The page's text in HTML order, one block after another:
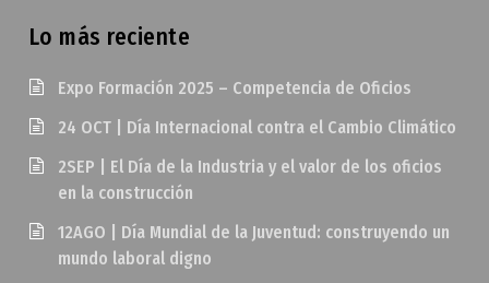
Lo más reciente
Expo Formación 2025 – Competencia de Oficios
24 OCT | Día Internacional contra el Cambio Climático
2SEP | El Día de la Industria y el valor de los oficios
en la construcción
12AGO | Día Mundial de la Juventud: construyendo un
mundo laboral digno